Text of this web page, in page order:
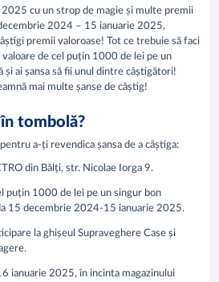
cu un strop de magie și multe premii
2024 – 15 ianuarie 2025,
premii valoroase! Tot ce trebuie să faci
de cel puțin 1000 de lei pe un
și ai șansa să fii unul dintre câștigători!
mai multe șanse de câștig!
tombolă?
a-ți revendica șansa de a câștiga:
din Bălți, str. Nicolae Iorga 9.
puțin 1000 de lei pe un singur bon
15 decembrie 2024-15 ianuarie 2025.
la ghișeul Supraveghere Case și
ianuarie 2025, în incinta magazinului